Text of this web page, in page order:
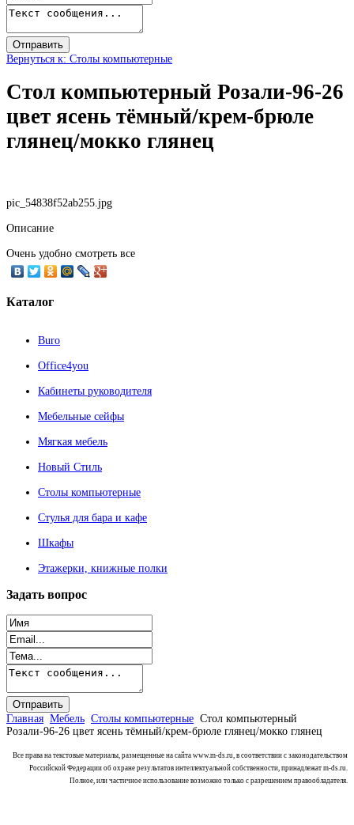
Вернуться к: Столы компьютерные
Стол компьютерный Розали-96-26
цвет ясень тёмный/крем-брюле
глянец/мокко глянец
pic_54838f52ab255.jpg
Описание
Очень удобно смотреть все
Каталог
Buro
Office4you
Кабинеты руководителя
Мебельные сейфы
Мягкая мебель
Новый Стиль
Столы компьютерные
Стулья для бара и кафе
Шкафы
Этажерки, книжные полки
Задать вопрос
Главная Мебель Столы компьютерные Стол компьютерный
Розали-96-26 цвет ясень тёмный/крем-брюле глянец/мокко глянец
Все права на текстовые материалы, размещенные на сайта www.m-ds.ru, в соответствии с законодательством
Российской Федерации об охране результатов интеллектуальной собственности, принадлежат m-ds.ru.
Полное, или частичное использование возможно только с разрешением правообладателя.